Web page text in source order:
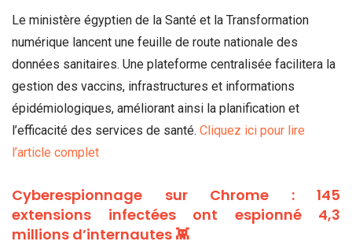
Le ministère égyptien de la Santé et la Transformation
numérique lancent une feuille de route nationale des
données sanitaires. Une plateforme centralisée facilitera la
gestion des vaccins, infrastructures et informations
épidémiologiques, améliorant ainsi la planification et
l’efficacité des services de santé. Cliquez ici pour lire
l’article complet
Cyberespionnage sur Chrome : 145
extensions infectées ont espionné 4,3
millions d’internautes 👾